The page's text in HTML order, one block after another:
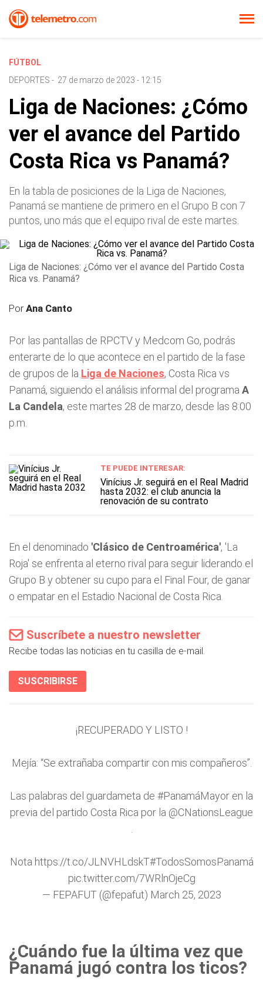
FÚTBOL
DEPORTES - 27 de marzo de 2023 - 12:15
Liga de Naciones: ¿Cómo
ver el avance del Partido
Costa Rica vs Panamá?
En la tabla de posiciones de la Liga de Naciones,
Panamá se mantiene de primero en el Grupo B con 7
puntos, uno más que el equipo rival de este martes.
Liga de Naciones: ¿Cómo ver el avance del Partido Costa
Rica vs. Panamá?
PorAna Canto
Por las pantallas de RPCTV y Medcom Go, podrás
enterarte de lo que acontece en el partido de la fase
de grupos de la Liga de Naciones, Costa Rica vs
Panamá, siguiendo el análisis informal del programa A
La Candela, este martes 28 de marzo, desde las 8:00
p.m.
TE PUEDE INTERESAR:
Vinícius Jr. seguirá en el Real Madrid
hasta 2032: el club anuncia la
renovación de su contrato
En el denominado 'Clásico de Centroamérica', 'La
Roja' se enfrenta al eterno rival para seguir liderando el
Grupo B y obtener su cupo para el Final Four, de ganar
o empatar en el Estadio Nacional de Costa Rica.
Suscríbete a nuestro newsletter
Recibe todas las noticias en tu casilla de e-mail.
SUSCRIBIRSE
¡RECUPERADO Y LISTO !
Mejía: “Se extrañaba compartir con mis compañeros”.
Las palabras del guardameta de #PanamáMayor en la
previa del partido Costa Rica por la @CNationsLeague
Nota https://t.co/JLNVHLdskT#TodosSomosPanamá
pic.twitter.com/7WRlnOjeCg
— FEPAFUT (@fepafut) March 25, 2023
¿Cuándo fue la última vez que
Panamá jugó contra los ticos?